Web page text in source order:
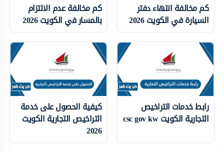
كم مخالفة انتهاء دفتر
السيارة في الكويت 2026
كم مخالفة عدم الالتزام
بالمسار في الكويت 2026
رابط خدمات التراخيص
التجارية الكويت csc gov kw
كيفية الحصول على خدمة
التراخيص التجارية الكويت
2026